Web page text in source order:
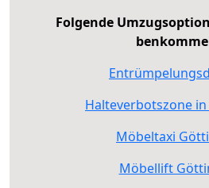
Folgende
Halteverbotszone
Möbeltaxi
Möbellift